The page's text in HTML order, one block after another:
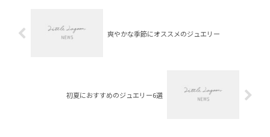
爽やかな季節にオススメのジュエリー
初夏におすすめのジュエリー6選